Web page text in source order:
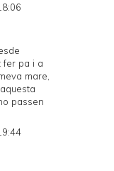
fer pa i a
mare,
passen